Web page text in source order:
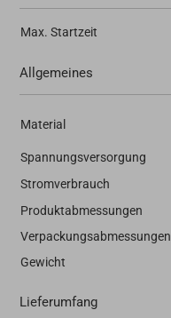
Max. Startzeit
Allgemeines
Material
Spannungsversorgung
Stromverbrauch
Produktabmessungen
Verpackungsabmessungen
Gewicht
Lieferumfang